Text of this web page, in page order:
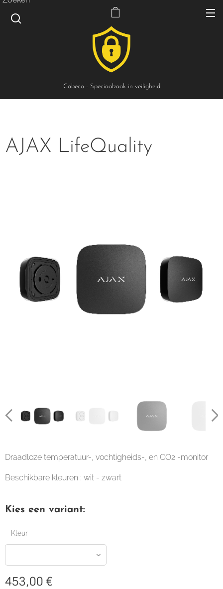
Cobeco - Speciaalzaak in veiligheid
AJAX LifeQuality
Draadloze temperatuur-, vochtigheids-, en CO2 -monitor
Beschikbare kleuren : wit - zwart
Kies een variant:
Kleur
453,00 €